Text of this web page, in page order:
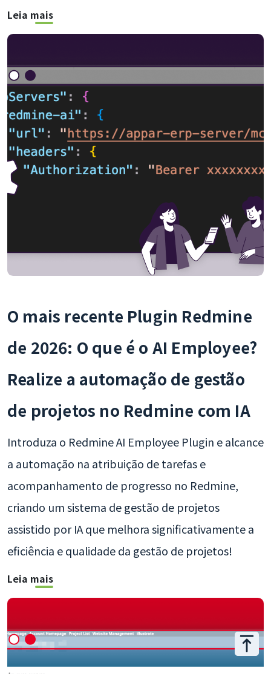
Leia mais
O mais recente Plugin Redmine
de 2026: O que é o AI Employee?
Realize a automação de gestão
de projetos no Redmine com IA
Introduza o Redmine AI Employee Plugin e alcance
a automação na atribuição de tarefas e
acompanhamento de progresso no Redmine,
criando um sistema de gestão de projetos
assistido por IA que melhora significativamente a
eficiência e qualidade da gestão de projetos!
Leia mais